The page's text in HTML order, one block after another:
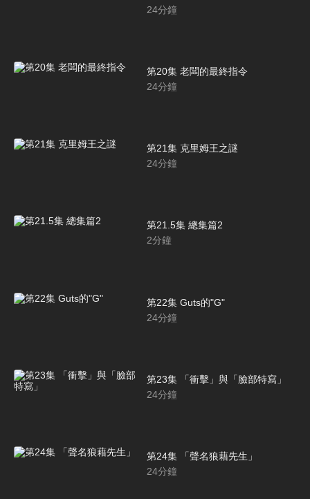
24分鐘
第20集 老闆的最終指令
24分鐘
第21集 克里姆王之謎
24分鐘
第21.5集 總集篇2
2分鐘
第22集 Guts的"G"
24分鐘
第23集 「衝擊」與「臉部特寫」
24分鐘
第24集 「聲名狼藉先生」
24分鐘